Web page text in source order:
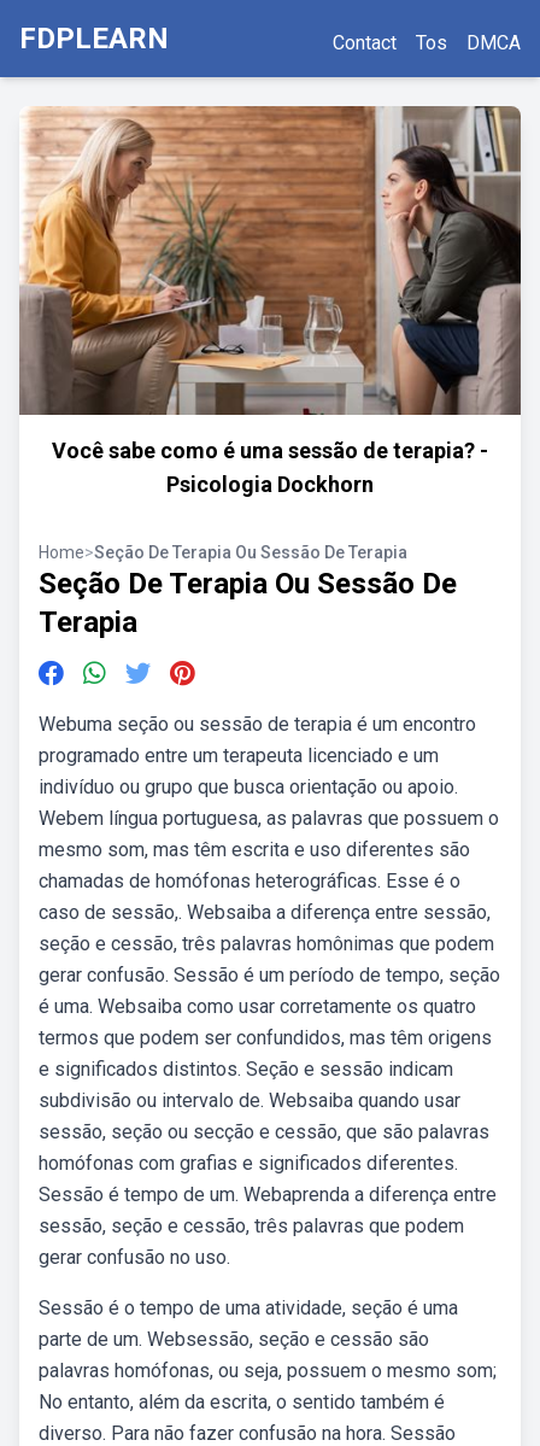
FDPLEARN Contact Tos DMCA
Você sabe como é uma sessão de terapia? -
Psicologia Dockhorn
Home>Seção De Terapia Ou Sessão De Terapia
Seção De Terapia Ou Sessão De
Terapia
Webuma seção ou sessão de terapia é um encontro
programado entre um terapeuta licenciado e um
indivíduo ou grupo que busca orientação ou apoio.
Webem língua portuguesa, as palavras que possuem o
mesmo som, mas têm escrita e uso diferentes são
chamadas de homófonas heterográficas. Esse é o
caso de sessão,. Websaiba a diferença entre sessão,
seção e cessão, três palavras homônimas que podem
gerar confusão. Sessão é um período de tempo, seção
é uma. Websaiba como usar corretamente os quatro
termos que podem ser confundidos, mas têm origens
e significados distintos. Seção e sessão indicam
subdivisão ou intervalo de. Websaiba quando usar
sessão, seção ou secção e cessão, que são palavras
homófonas com grafias e significados diferentes.
Sessão é tempo de um. Webaprenda a diferença entre
sessão, seção e cessão, três palavras que podem
gerar confusão no uso.
Sessão é o tempo de uma atividade, seção é uma
parte de um. Websessão, seção e cessão são
palavras homófonas, ou seja, possuem o mesmo som;
No entanto, além da escrita, o sentido também é
diverso. Para não fazer confusão na hora. Sessão